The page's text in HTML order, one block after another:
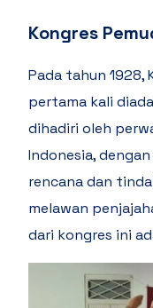
Kongres
Pada tahun 1928,
pertama kali
dihadiri oleh
Indonesia,
rencana dan
melawan
dari kongres ini